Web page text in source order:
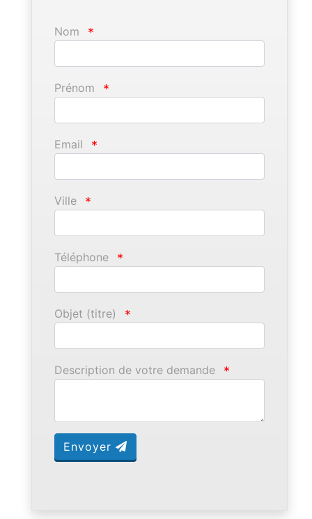
Nom *
Prénom *
Email *
Ville *
Téléphone *
Objet (titre) *
Description de votre demande *
Envoyer